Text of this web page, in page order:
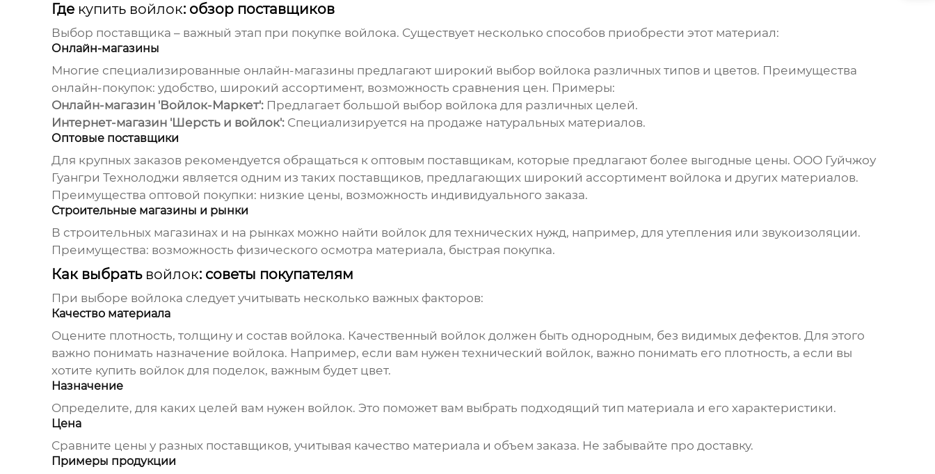
Где купить войлок: обзор поставщиков
Выбор поставщика – важный этап при покупке войлока. Существует несколько способов приобрести этот материал:
Онлайн-магазины
Многие специализированные онлайн-магазины предлагают широкий выбор войлока различных типов и цветов. Преимущества
онлайн-покупок: удобство, широкий ассортимент, возможность сравнения цен. Примеры:
Онлайн-магазин 'Войлок-Маркет':Предлагает большой выбор войлока для различных целей.
Интернет-магазин 'Шерсть и войлок':Специализируется на продаже натуральных материалов.
Оптовые поставщики
Для крупных заказов рекомендуется обращаться к оптовым поставщикам, которые предлагают более выгодные цены. ООО Гуйчжоу
Гуангри Технолоджи является одним из таких поставщиков, предлагающих широкий ассортимент войлока и других материалов.
Преимущества оптовой покупки: низкие цены, возможность индивидуального заказа.
Строительные магазины и рынки
В строительных магазинах и на рынках можно найти войлокдля технических нужд, например, для утепления или звукоизоляции.
Преимущества: возможность физического осмотра материала, быстрая покупка.
Как выбрать войлок: советы покупателям
При выборе войлока следует учитывать несколько важных факторов:
Качество материала
Оцените плотность, толщину и состав войлока. Качественный войлокдолжен быть однородным, без видимых дефектов. Для этого
важно понимать назначение войлока. Например, если вам нужен технический войлок, важно понимать его плотность, а если вы
хотите купить войлок для поделок, важным будет цвет.
Назначение
Определите, для каких целей вам нужен войлок. Это поможет вам выбрать подходящий тип материала и его характеристики.
Цена
Сравните цены у разных поставщиков, учитывая качество материала и объем заказа. Не забывайте про доставку.
Примеры продукции